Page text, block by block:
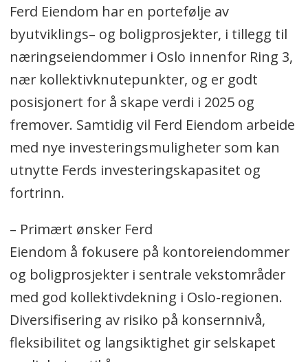
Ferd Eiendom har en portefølje av
byutviklings– og boligprosjekter, i tillegg til
næringseiendommer i Oslo innenfor Ring 3,
nær kollektivknutepunkter, og er godt
posisjonert for å skape verdi i 2025 og
fremover. Samtidig vil Ferd Eiendom arbeide
med nye investeringsmuligheter som kan
utnytte Ferds investeringskapasitet og
fortrinn.
– Primært ønsker Ferd
Eiendom å fokusere på kontoreiendommer
og boligprosjekter i sentrale vekstområder
med god kollektivdekning i Oslo-regionen.
Diversifisering av risiko på konsernnivå,
fleksibilitet og langsiktighet gir selskapet